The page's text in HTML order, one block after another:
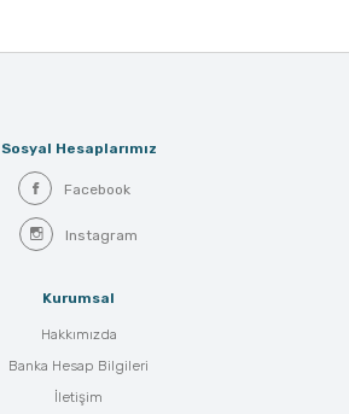
Sosyal Hesaplarımız
Facebook
Instagram
Kurumsal
Hakkımızda
Banka Hesap Bilgileri
İletişim